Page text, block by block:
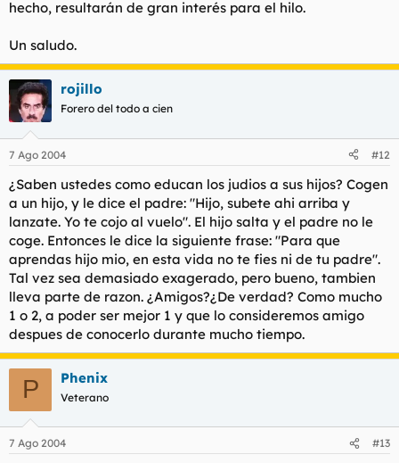
hecho, resultarán de gran interés para el hilo.
Un saludo.
rojillo
Forero del todo a cien
7 Ago 2004 #12
¿Saben ustedes como educan los judios a sus hijos? Cogen
a un hijo, y le dice el padre: "Hijo, subete ahi arriba y
lanzate. Yo te cojo al vuelo". El hijo salta y el padre no le
coge. Entonces le dice la siguiente frase: "Para que
aprendas hijo mio, en esta vida no te fies ni de tu padre".
Tal vez sea demasiado exagerado, pero bueno, tambien
lleva parte de razon. ¿Amigos?¿De verdad? Como mucho
1 o 2, a poder ser mejor 1 y que lo consideremos amigo
despues de conocerlo durante mucho tiempo.
P Phenix
Veterano
7 Ago 2004 #13